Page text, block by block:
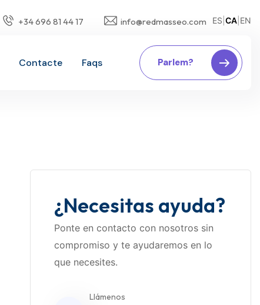
+34 696 81 44 17 info@redmasseo.com ES CA EN
Contacte Faqs Parlem?
¿Necesitas ayuda?
Ponte en contacto con nosotros sin
compromiso y te ayudaremos en lo
que necesites.
Llámenos